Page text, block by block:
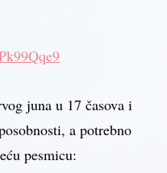
juna u 17 časova i
a potrebno
pesmicu: